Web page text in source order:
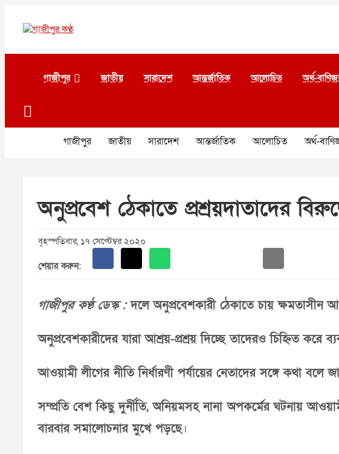
contentগাজীপুর কণ্ঠ
গাজীপুর জাতীয় সারাদেশ আন্তর্জাতিক আলোচিত অর্থ-
গাজীপুর জাতীয় সারাদেশ আন্তর্জাতিক আলোচিত অর্থ-
অনুপ্রবেশ ঠেকাতে প্রশ্রয়দাতাদের
বৃহস্পতিবার, ১৭ সেপ্টেম্বর ২০২০
শেয়ার করুন:
গাজীপুর কণ্ঠ ডেস্ক :দলে অনুপ্রবেশকারী ঠেকাতে চায় ক্ষমতাসীন
অনুপ্রবেশকারীদের যারা আশ্রয়-প্রশ্রয় দিচ্ছে তাদেরও চিহ্নিত করে
আওয়ামী লীগের নীতি নির্ধারণী পর্যায়ের নেতাদের সঙ্গে কথা বলে
সম্প্রতি বেশ কিছু দুর্নীতি, অনিয়মসহ নানা অপকর্মের ঘটনায়
বারবার সমালোচনার মুখে পড়ছে।